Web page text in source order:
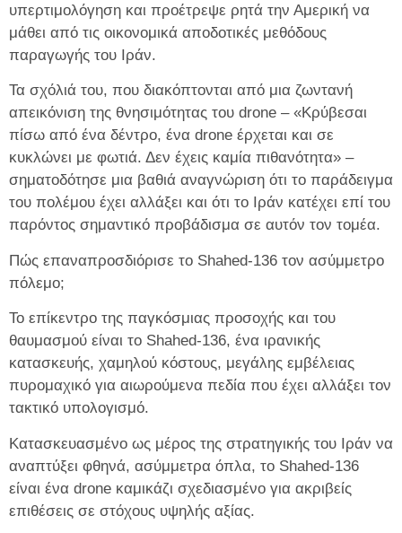
υπερτιμολόγηση και προέτρεψε ρητά την Αμερική να
μάθει από τις οικονομικά αποδοτικές μεθόδους
παραγωγής του Ιράν.
Τα σχόλιά του, που διακόπτονται από μια ζωντανή
απεικόνιση της θνησιμότητας του drone – «Κρύβεσαι
πίσω από ένα δέντρο, ένα drone έρχεται και σε
κυκλώνει με φωτιά. Δεν έχεις καμία πιθανότητα» –
σηματοδότησε μια βαθιά αναγνώριση ότι το παράδειγμα
του πολέμου έχει αλλάξει και ότι το Ιράν κατέχει επί του
παρόντος σημαντικό προβάδισμα σε αυτόν τον τομέα.
Πώς επαναπροσδιόρισε το Shahed-136 τον ασύμμετρο
πόλεμο;
Το επίκεντρο της παγκόσμιας προσοχής και του
θαυμασμού είναι το Shahed-136, ένα ιρανικής
κατασκευής, χαμηλού κόστους, μεγάλης εμβέλειας
πυρομαχικό για αιωρούμενα πεδία που έχει αλλάξει τον
τακτικό υπολογισμό.
Κατασκευασμένο ως μέρος της στρατηγικής του Ιράν να
αναπτύξει φθηνά, ασύμμετρα όπλα, το Shahed-136
είναι ένα drone καμικάζι σχεδιασμένο για ακριβείς
επιθέσεις σε στόχους υψηλής αξίας.